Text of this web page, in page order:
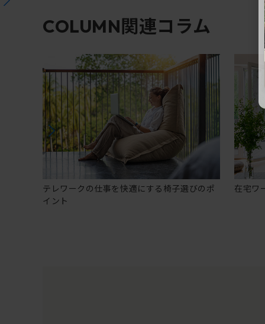
COLUMN関連コラム
テレワークの仕事を快適にする椅子選びのポ
イント
在宅ワ